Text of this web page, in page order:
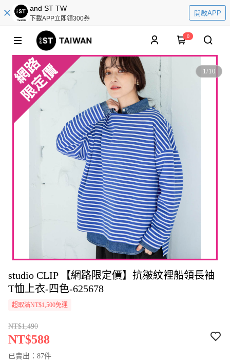
and ST TW
下載APP立即領300券
開啟APP
0
1/10
studio CLIP 【網路限定價】抗皺紋裡船領長袖
T恤上衣-四色-625678
超取滿NT$1,500免運
NT$1,490
NT$588
已賣出：87件